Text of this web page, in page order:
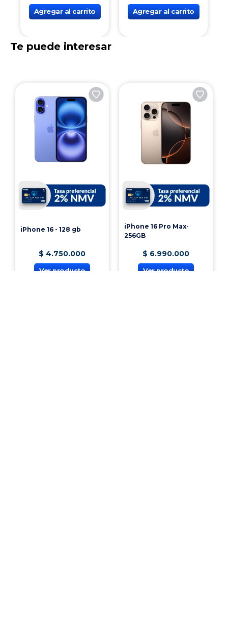
Agregar al carrito Agregar al carrito
Te puede interesar
iPhone 16 - 128 gb
$ 4.750.000
Ver producto
iPhone 16 Pro Max-
256GB
$ 6.990.000
Ver producto